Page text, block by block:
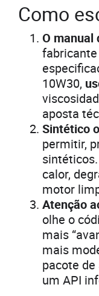
Como
O manual
10W30,
aposta
Sintético
permitir,
calor,
motor
Atenção
olhe o
mais
mais
pacote
um API